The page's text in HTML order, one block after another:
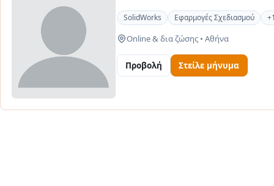
SolidWorks
Εφαρμογές Σχεδιασμού +1
Online & δια ζώσης • Αθήνα
Προβολή Στείλε μήνυμα